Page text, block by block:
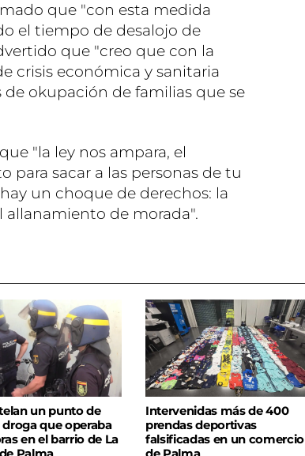
que "con esta medida
el tiempo de desalojo de
que "creo que con la
crisis económica y sanitaria
okupación de familias que se
"la ley nos ampara, el
para sacar a las personas de tu
un choque de derechos: la
de morada".
un punto de
que operaba
en el barrio de La
Intervenidas más de 400
prendas deportivas
falsificadas en un comercio